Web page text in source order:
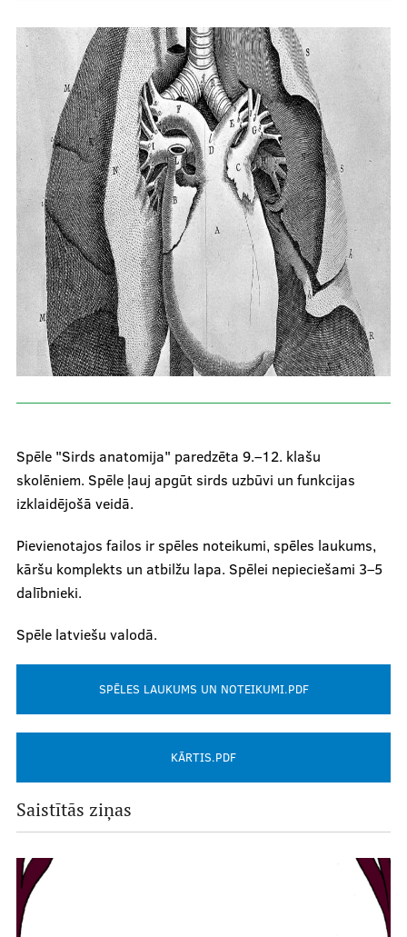
Skolām
Par muzeju
Galerijas
Kontakti
Spēle "Sirds anatomija" paredzēta 9.–12. klašu
skolēniem. Spēle ļauj apgūt sirds uzbūvi un funkcijas
izklaidējošā veidā.
Pievienotajos failos ir spēles noteikumi, spēles laukums,
kāršu komplekts un atbilžu lapa. Spēlei nepieciešami 3–5
dalībnieki.
Spēle latviešu valodā.
SPĒLES LAUKUMS UN NOTEIKUMI.PDF
KĀRTIS.PDF
Saistītās ziņas